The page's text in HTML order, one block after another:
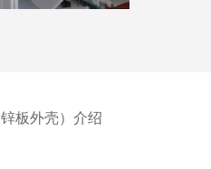
板外壳）介绍